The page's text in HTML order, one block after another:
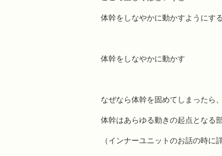
体幹をしなやかに動かすようにす
体幹をしなやかに動かす
なぜなら体幹を固めてしまったら
体幹はあらゆる動きの起点となる
（インナーユニットのお話の時に